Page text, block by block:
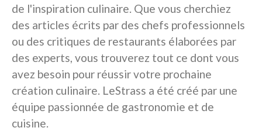
de l'inspiration culinaire. Que vous cherchiez
des articles écrits par des chefs professionnels
ou des critiques de restaurants élaborées par
des experts, vous trouverez tout ce dont vous
avez besoin pour réussir votre prochaine
création culinaire. LeStrass a été créé par une
équipe passionnée de gastronomie et de
cuisine.